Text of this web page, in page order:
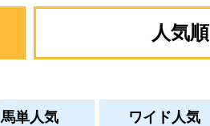
人気順
馬単人気 ワイド人気